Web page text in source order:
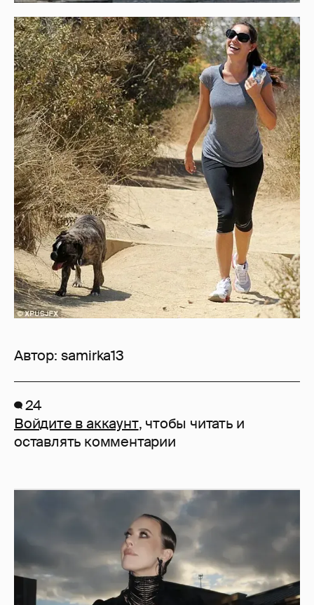
Автор: samirka13
24
Войдите в аккаунт, чтобы читать и
оставлять комментарии